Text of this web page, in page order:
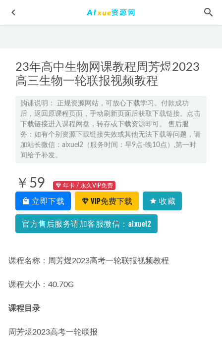
23年高中生物网课教程周芳煜2023
高三生物一轮联报视频教程
购课说明： 正规资源网站，可放心下载学习。付款成功
后，返回原课程页面，手动刷新页面后获取下载链接。点击
下载链接进入课程网盘，转存或下载资源即可。 售后服
务：如有个别资源下载链接失效或其他无法下载等问题，请
加站长微信：aixuel2（服务时间：早9点-晚10点）,第一时
间给予补发。
￥59 年卡 / 永久VIP免费
立即下载 VIP免费下载 收藏
官方售后服务请加客服微信：aixuel2
课程名称：周芳煜2023高考一轮联报视频教程
课程大小：40.70G
课程目录
周芳煜2023高考一轮联报
PHP在线订单程序系统/竞价单页订单系统/WFPHP订单系统商
业版,邮件通知+支付宝接口百度网盘资源打包下载
2021-10-01
2023杨雪高三生物a+班视频教程+课堂笔记高考生物二三轮复
习春季班 2023-04-05
2022-05-27
2026年高一英语网课教程｜卫宇晴高一英语s视频教程上学期
暑秋班 2026-07-08
2025赵玉峰高三物理高考一轮二轮三轮复习全年班网课教程